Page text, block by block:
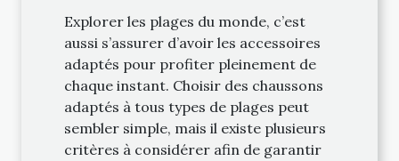
Explorer les plages du monde, c’est
aussi s’assurer d’avoir les accessoires
adaptés pour profiter pleinement de
chaque instant. Choisir des chaussons
adaptés à tous types de plages peut
sembler simple, mais il existe plusieurs
critères à considérer afin de garantir